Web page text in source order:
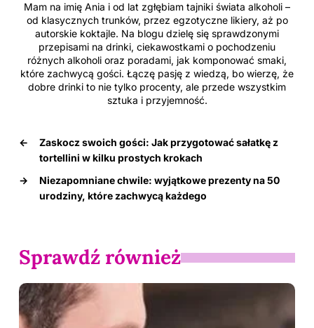
Mam na imię Ania i od lat zgłębiam tajniki świata alkoholi –
od klasycznych trunków, przez egzotyczne likiery, aż po
autorskie koktajle. Na blogu dzielę się sprawdzonymi
przepisami na drinki, ciekawostkami o pochodzeniu
różnych alkoholi oraz poradami, jak komponować smaki,
które zachwycą gości. Łączę pasję z wiedzą, bo wierzę, że
dobre drinki to nie tylko procenty, ale przede wszystkim
sztuka i przyjemność.
←
Zaskocz swoich gości: Jak przygotować sałatkę z
tortellini w kilku prostych krokach
→
Niezapomniane chwile: wyjątkowe prezenty na 50
urodziny, które zachwycą każdego
Sprawdź również